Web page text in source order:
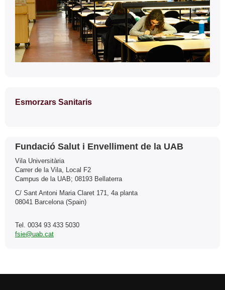
Esmorzars Sanitaris
Contacto
Fundació Salut i Envelliment de la UAB
Vila Universitària
Carrer de la Vila, Local F2
Campus de la UAB; 08193 Bellaterra
C/ Sant Antoni Maria Claret 171, 4a planta
08041 Barcelona (Spain)
Tel. 0034 93 433 5030
fsie@uab.cat